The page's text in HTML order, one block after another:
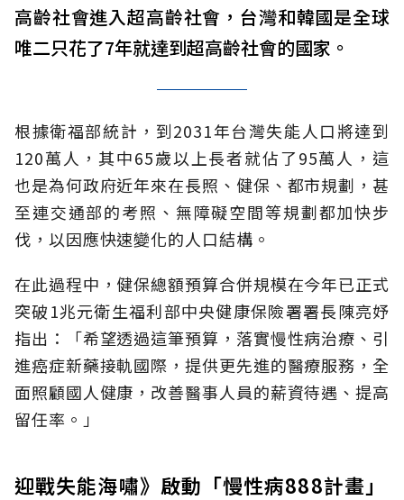
高齡社會進入超高齡社會，台灣和韓國是全球
唯二只花了7年就達到超高齡社會的國家。
根據衛福部統計，到2031年台灣失能人口將達到
120萬人，其中65歲以上長者就佔了95萬人，這
也是為何政府近年來在長照、健保、都市規劃，甚
至連交通部的考照、無障礙空間等規劃都加快步
伐，以因應快速變化的人口結構。
在此過程中，健保總額預算合併規模在今年已正式
突破1兆元衛生福利部中央健康保險署署長陳亮妤
指出：「希望透過這筆預算，落實慢性病治療、引
進癌症新藥接軌國際，提供更先進的醫療服務，全
面照顧國人健康，改善醫事人員的薪資待遇、提高
留任率。」
迎戰失能海嘯》啟動「慢性病888計畫」